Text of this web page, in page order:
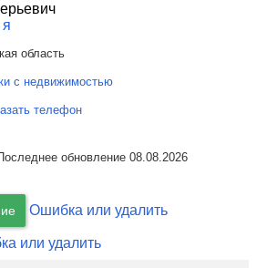
область
с недвижимостью
телефон
обновление 08.08.2026
Ошибка или удалить
или удалить